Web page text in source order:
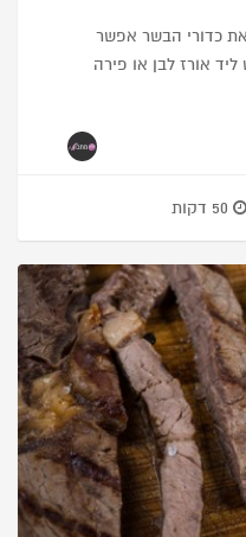
כדורי הבשר אפשר
אורז לבן או פירה